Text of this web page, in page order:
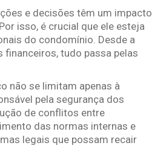
e decisões têm um impacto
isso, é crucial que ele esteja
do condomínio. Desde a
tudo passa pelas
não se limitam apenas à
pela segurança dos
de conflitos entre
das normas internas e
legais que possam recair